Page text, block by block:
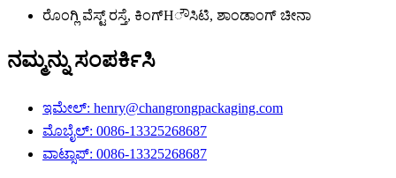
ರೊಂಗ್ಲಿ ವೆಸ್ಟ್ ರಸ್ತೆ, ಕಿಂಗ್‌Hೌಸಿಟಿ, ಶಾಂಡಾಂಗ್ ಚೀನಾ
ನಮ್ಮನ್ನು ಸಂಪರ್ಕಿಸಿ
ಇಮೇಲ್: henry@changrongpackaging.com
ಮೊಬೈಲ್: 0086-13325268687
ವಾಟ್ಸಾಪ್: 0086-13325268687